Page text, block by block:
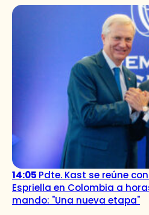
14:05 Pdte. Kast se reúne
Espriella en Colombia a
mando: "Una nueva etapa"